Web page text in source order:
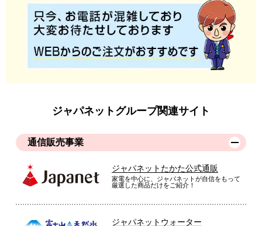
ジャパネットグループ関連サイト
通信販売事業
ジャパネットたかた公式通販
家電を中心に、ジャパネットが自信をもって
厳選した商品だけをご紹介！
ジャパネットウォーター